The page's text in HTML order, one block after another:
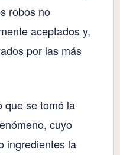
robos no
aceptados y,
por las más
que se tomó la
cuyo
ingredientes la